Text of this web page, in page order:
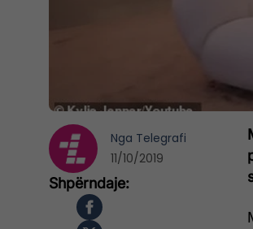
Nga Telegrafi
11/10/2019